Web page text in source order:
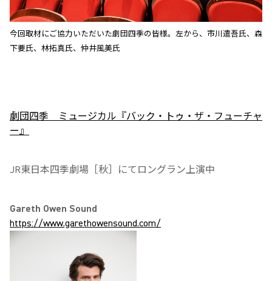
今回取材にご協力いただいた劇団四季の皆様。左から、市川遣吾氏、森
下要氏、林拓真氏、仲井風美氏
劇団四季 ミュージカル『バック・トゥ・ザ・フューチャ
ー』
JR東日本四季劇場［秋］にてロングラン上演中
Gareth Owen Sound
https://www.garethowensound.com/